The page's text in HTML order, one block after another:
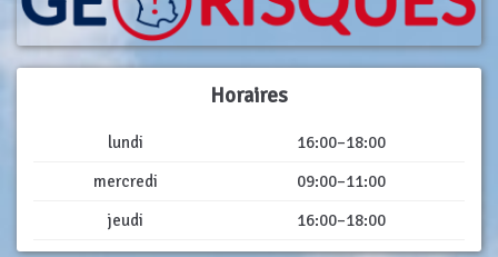
Horaires
lundi
16:00–18:00
mercredi
09:00–11:00
jeudi
16:00–18:00